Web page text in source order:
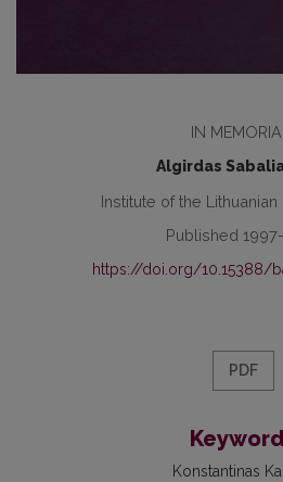
IN
Algirdas
Institute of the
Published
https://doi.org/10.15388/
PDF
Konstantinas